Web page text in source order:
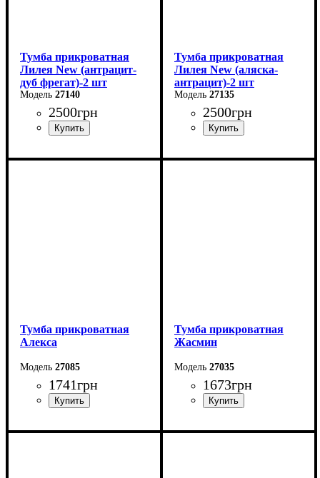
Тумба прикроватная
Лилея New (антрацит-
дуб фрегат)-2 шт
27140
2500грн
Ширина: 45,4 см
Тумба прикроватная
Лилея New (аляска-
антрацит)-2 шт
27135
2500грн
Ширина: 45,4 см
Тумба прикроватная
Алекса
27085
1741грн
Ширина: 55 см
Тумба прикроватная
Жасмин
27035
1673грн
Ширина: 50 см